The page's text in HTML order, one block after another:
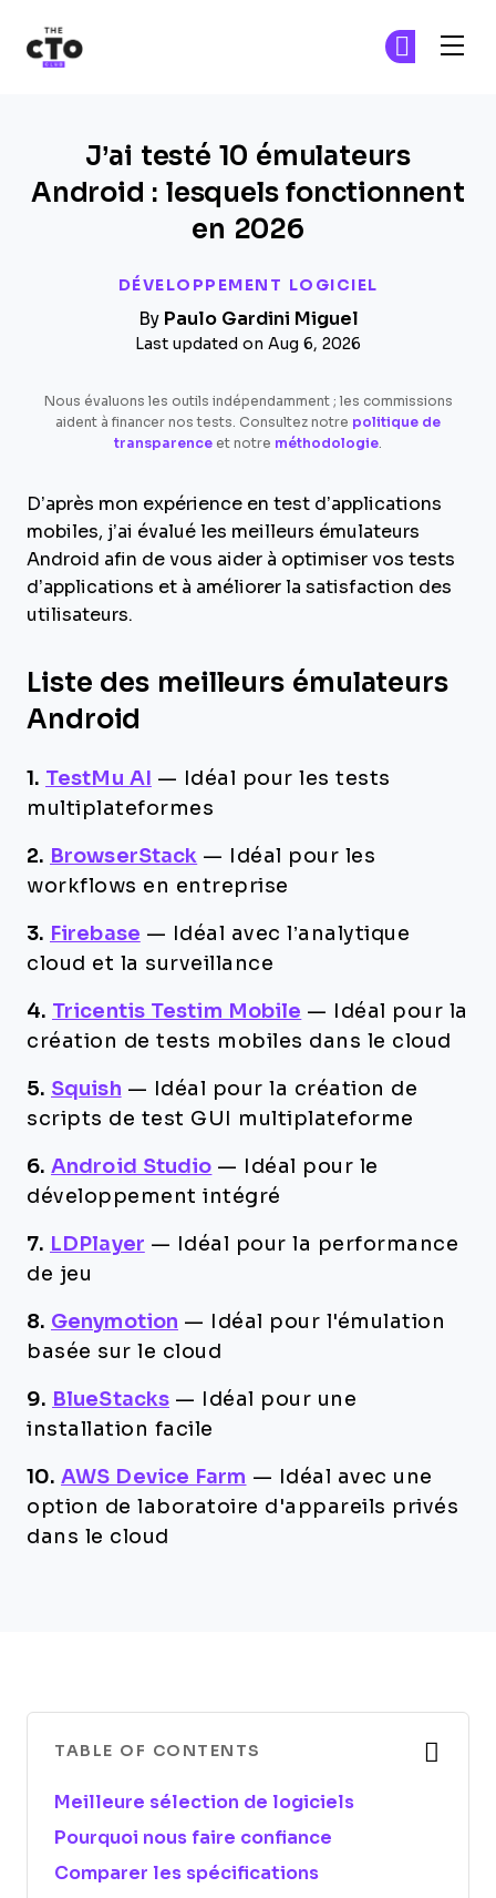
DÉVELOPPEMENT LOGICIEL
J’ai testé 10 émulateurs
Android : lesquels fonctionnent
en 2026
By Paulo Gardini Miguel
Last updated on Aug 6, 2026
Nous évaluons les outils indépendamment ; les commissions
aident à financer nos tests. Consultez notre politique de
transparence et notre méthodologie.
D’après mon expérience en test d’applications
mobiles, j’ai évalué les meilleurs émulateurs
Android afin de vous aider à optimiser vos tests
d’applications et à améliorer la satisfaction des
utilisateurs.
Liste des meilleurs émulateurs
Android
1. TestMu AI —
Idéal pour les tests
multiplateformes
2. BrowserStack —
Idéal pour les
workflows en entreprise
3. Firebase —
Idéal avec l’analytique
cloud et la surveillance
4. Tricentis Testim Mobile —
Idéal pour la
création de tests mobiles dans le cloud
5. Squish —
Idéal pour la création de
scripts de test GUI multiplateforme
6. Android Studio —
Idéal pour le
développement intégré
7. LDPlayer —
Idéal pour la performance
de jeu
8. Genymotion —
Idéal pour l'émulation
basée sur le cloud
9. BlueStacks —
Idéal pour une
installation facile
10. AWS Device Farm —
Idéal avec une
option de laboratoire d'appareils privés
dans le cloud
TABLE OF CONTENTS
Meilleure sélection de logiciels
Pourquoi nous faire confiance
Comparer les spécifications